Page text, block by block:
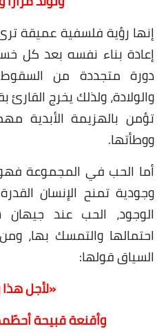
إنها رؤية فلسفية عميقة
إعادة بناء نفسه بعد كل
دورة متجددة من
والولادة، ولذلك يخرج القارئ
تؤمن بالهزيمة الأبدية
ووطأتها.
أما الحب في المجموعة
وجودية تمنح الإنسان
الوجود، الحب عند
احتمالها والتمسك بها،
السياق قولها:
«لأجل هذا
وأقنعة قبيحة